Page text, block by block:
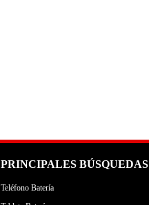
PRINCIPALES BÚSQUEDAS
Teléfono Batería